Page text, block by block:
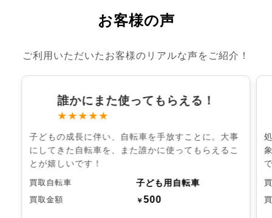
お客様の声
ご利用いただいたお客様のリアルな声をご紹介！
誰かにまた使ってもらえる！
★★★★★
子どもの成長に伴い、自転車を手放すことに。大事
にしてきた自転車を、また誰かに使ってもらえるこ
とが嬉しいです！
買取自転車 子ども用自転車
買取金額 ￥500